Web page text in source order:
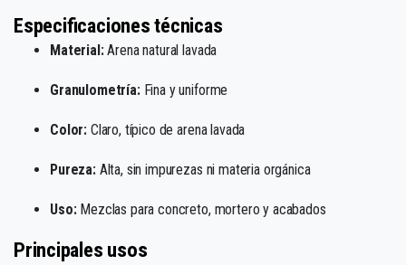
Especificaciones técnicas
Material:Arena natural lavada
Granulometría:Fina y uniforme
Color: Claro, típico de arena lavada
Pureza:Alta, sin impurezas ni materia orgánica
Uso:Mezclas para concreto, mortero y acabados
Principales usos